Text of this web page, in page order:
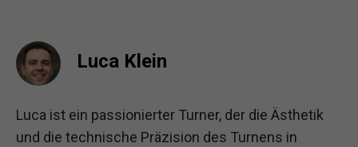
Luca Klein
Luca ist ein passionierter Turner, der die Ästhetik
und die technische Präzision des Turnens in